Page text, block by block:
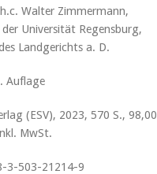
Walter Zimmermann,
Universität Regensburg,
Landgerichts a. D.
Auflage
(ESV), 2023, 570 S., 98,00
MwSt.
3-503-21214-9